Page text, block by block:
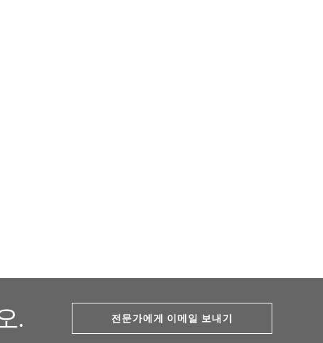
. 전문가에게 이메일 보내기